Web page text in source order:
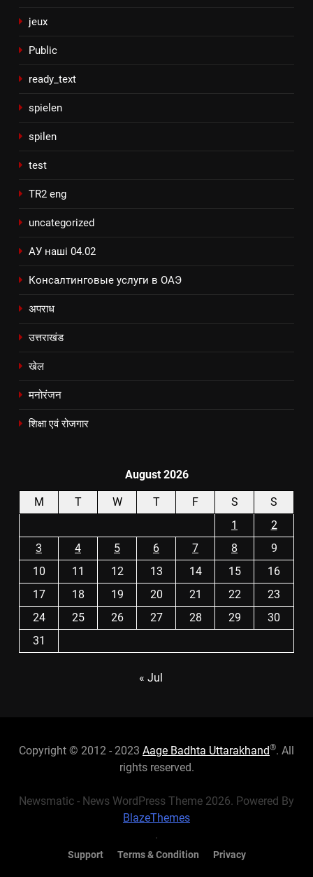
jeux
Public
ready_text
spielen
spilen
test
TR2 eng
uncategorized
АУ наші 04.02
Консалтинговые услуги в ОАЭ
अपराध
उत्तराखंड
खेल
मनोरंजन
शिक्षा एवं रोजगार
August 2026
M T W T F S
S
1
2
3
4 5 6 7 8
9
10
11 12 13 14 15
16
17
18 19 20 21 22
23
24
25 26 27 28 29
30
31
« Jul
Copyright © 2012 - 2023 Aage Badhta Uttarakhand®. All
rights reserved.
Newsmatic - News WordPress Theme 2026. Powered By
BlazeThemes
.
Support Terms & Condition Privacy